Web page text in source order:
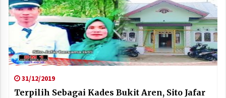
31/12/2019
Terpilih Sebagai Kades Bukit Aren, Sito Jafar